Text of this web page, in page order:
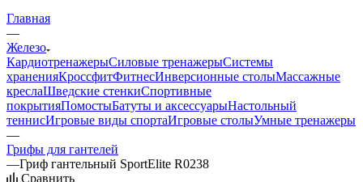
Главная
—
Железо
КардиотренажерыСиловые тренажерыСистемы
храненияКроссфитФитнесИнверсионные столыМассажные
креслаШведские стенкиСпортивные
покрытияПомостыБатуты и аксессуарыНастольный
теннисИгровые виды спортаИгровые столыУмные тренажеры
—
Грифы для гантелей
—Гриф гантельный SportElite R0238
Сравнить